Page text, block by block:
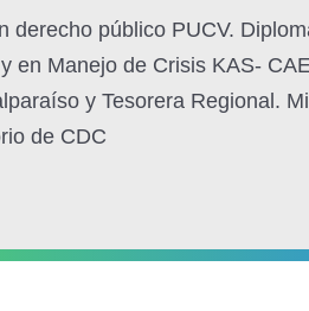
público PUCV.
en Manejo de Crisis KAS-
y Tesorera Regional.
de CDC